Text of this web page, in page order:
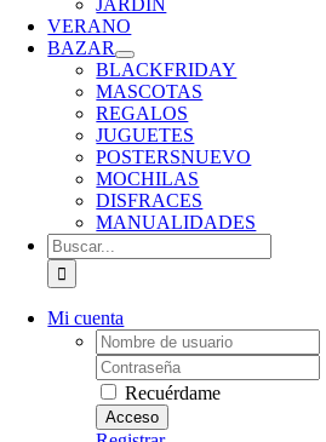
JARDÍN
VERANO
BAZAR
BLACKFRIDAY
MASCOTAS
REGALOS
JUGUETES
POSTERSNUEVO
MOCHILAS
DISFRACES
MANUALIDADES
Buscar:
Mi cuenta
Username:
Password:
Recuérdame